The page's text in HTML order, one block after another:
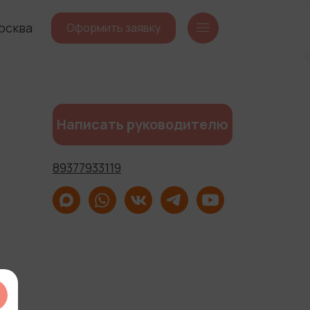
Оформить заявку
Написать руководителю
89377933119